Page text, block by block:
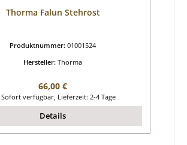
Thorma Falun Stehrost
Produktnummer: 01001524
Hersteller: Thorma
Regulärer Preis:
66,00 €
Sofort verfügbar, Lieferzeit: 2-4 Tage
Details